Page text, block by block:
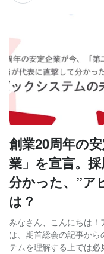
創業20周年の
業」を宣言。
分かった、”ア
は？
みなさん、こんにちは
は、期首総会の記事か
テムを理解する上では